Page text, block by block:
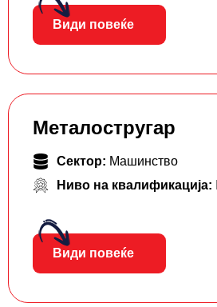
Види повеќе
Металостругар
Сектор: Машинство
Ниво на квалификација:
Види повеќе